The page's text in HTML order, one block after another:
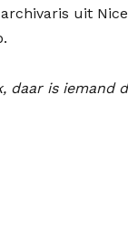
uit
is iemand